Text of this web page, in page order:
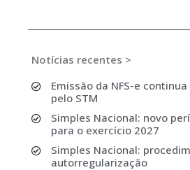
Notícias recentes >
Emissão da NFS-e
pelo STM
Simples Nacional: novo
para o exercício 2027
Simples Nacional:
autorregularização